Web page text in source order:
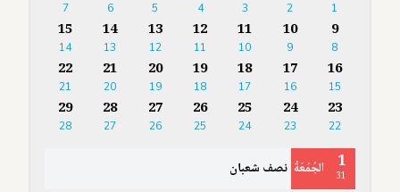
1
2
3
4
5
6
7
9
8
10
9
11
10
12
11
13
12
14
13
15
14
16
15
17
16
18
17
19
18
20
19
21
20
22
21
23
22
24
23
25
24
26
25
27
26
28
27
29
28
1
31 الجُمُعَةُ نصف شعبان